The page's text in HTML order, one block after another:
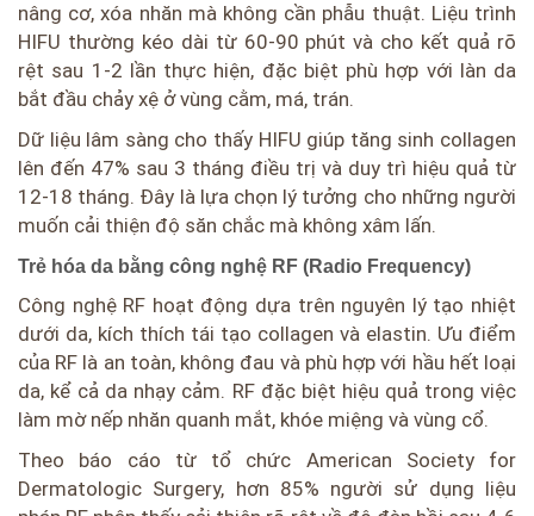
nâng cơ, xóa nhăn mà không cần phẫu thuật. Liệu trình
HIFU thường kéo dài từ 60-90 phút và cho kết quả rõ
rệt sau 1-2 lần thực hiện, đặc biệt phù hợp với làn da
bắt đầu chảy xệ ở vùng cằm, má, trán.
Dữ liệu lâm sàng cho thấy HIFU giúp tăng sinh collagen
lên đến 47% sau 3 tháng điều trị và duy trì hiệu quả từ
12-18 tháng. Đây là lựa chọn lý tưởng cho những người
muốn cải thiện độ săn chắc mà không xâm lấn.
Trẻ hóa da bằng công nghệ RF (Radio Frequency)
Công nghệ RF hoạt động dựa trên nguyên lý tạo nhiệt
dưới da, kích thích tái tạo collagen và elastin. Ưu điểm
của RF là an toàn, không đau và phù hợp với hầu hết loại
da, kể cả da nhạy cảm. RF đặc biệt hiệu quả trong việc
làm mờ nếp nhăn quanh mắt, khóe miệng và vùng cổ.
Theo báo cáo từ tổ chức American Society for
Dermatologic Surgery, hơn 85% người sử dụng liệu